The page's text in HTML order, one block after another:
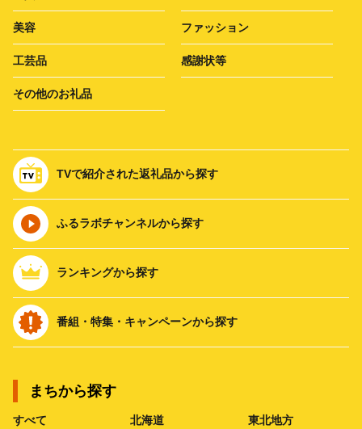
美容 ファッション
工芸品 感謝状等
その他のお礼品
TVで紹介された返礼品から探す
ふるラボチャンネルから探す
ランキングから探す
番組・特集・キャンペーンから探す
まちから探す
すべて 北海道 東北地方